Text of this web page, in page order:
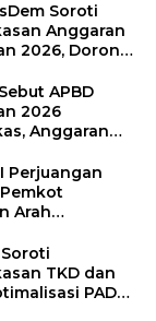
Soroti
Anggaran
2026, Dorong
APBD
2026
Anggaran
Perjuangan
Arah
IKN
Soroti
TKD dan
PAD